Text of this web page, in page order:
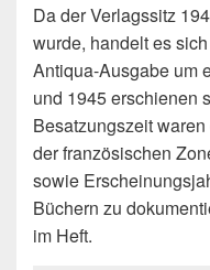
Da der Verlagssitz
wurde, handelt es
Antiqua-Ausgabe um
und 1945 erschienen
Besatzungszeit
der französischen
sowie
Büchern zu
im Heft.